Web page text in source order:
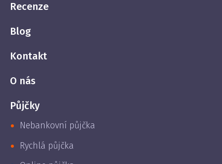
Recenze
Blog
Kontakt
O nás
Půjčky
Nebankovní půjčka
Rychlá půjčka